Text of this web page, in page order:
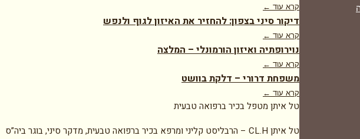
קרא עוד ←
דיקור סיני בצפון: להחזיר את האיזון לגוף ולנפש
קרא עוד ←
נוירופתיה ואיזון הורמונלי – המלצה
קרא עוד ←
משפחת דרורי – דלקת בוושט
קרא עוד ←
טל איתן מטפל בכיר ברפואה טבעית
טל איתן CL.H – הרבליסט קליני ומרפא בכיר ברפואה טבעית, מדקר סיני, בוגר ביה”ס